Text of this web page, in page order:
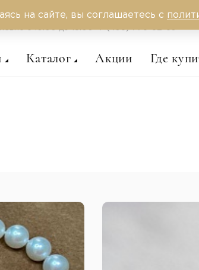
Каталог Акции Где
на сайте, вы соглашаетесь с